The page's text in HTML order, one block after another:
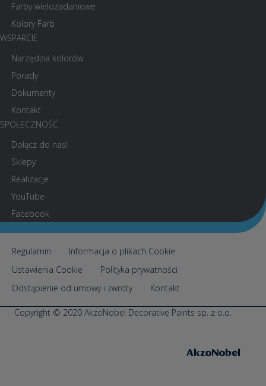
Farby wielozadaniowe
Kolory Farb
WSPARCIE
Narzędzia kolorów
Porady
Dokumenty
Kontakt
SPOŁECZNOŚĆ
Dołącz do nas!
Sklepy
Realizacje
YouTube
Facebook
Regulamin
Informacja o plikach Cookie
Ustawienia Cookie
Polityka prywatności
Odstąpienie od umowy i zwroty
Kontakt
Copyright © 2020 AkzoNobel Decorative Paints sp. z o.o.